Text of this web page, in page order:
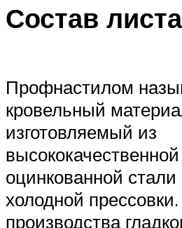
Состав
Профнастилом
кровельный
изготовляемый из
оцинкованной
холодной
производства